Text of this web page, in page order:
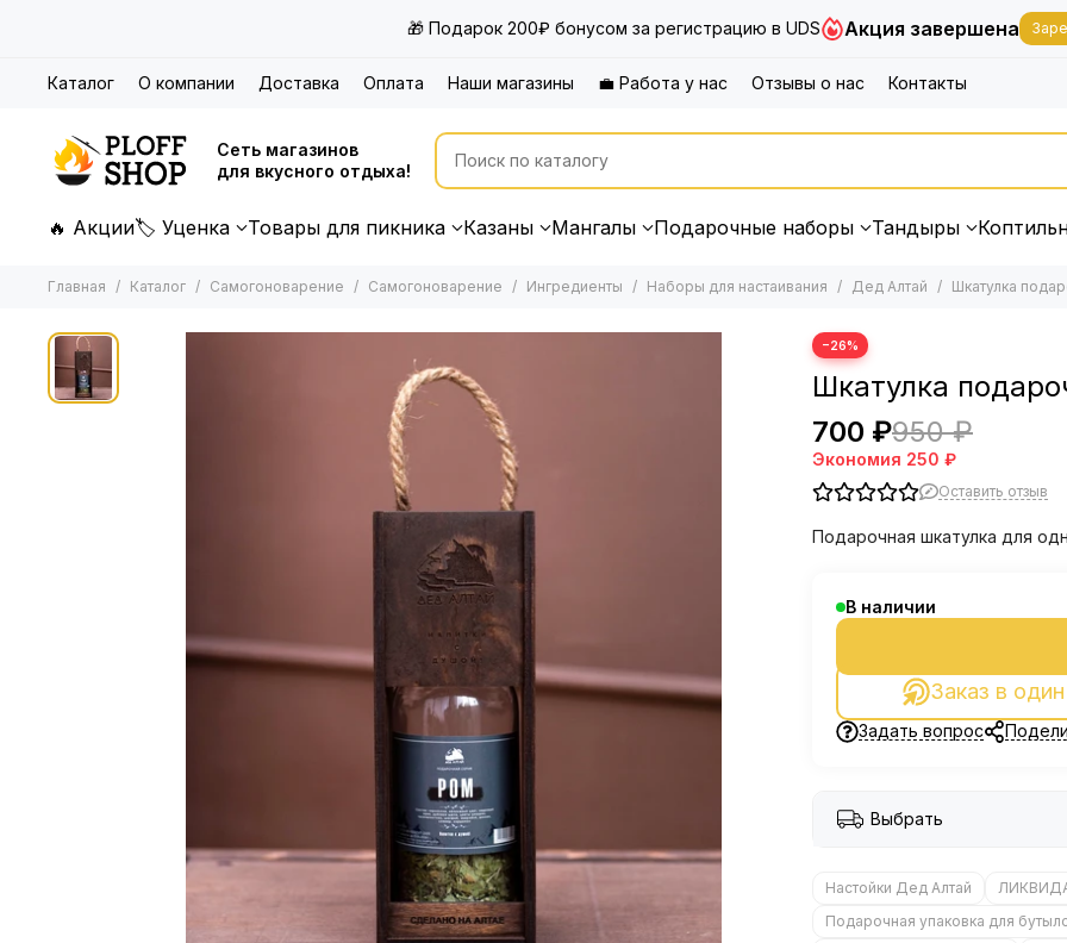
🎁 Подарок 200₽ бонусом за регистрацию в UDS Акция завершена
Каталог О компании Доставка Оплата Наши магазины 💼 Работа у нас Отзывы о нас Контакты
Сеть магазинов
для вкусного отдыха!
🔥 Акции🏷 Уценка Товары для пикника Казаны Мангалы Подарочные наборы Тандыры
Главная Каталог Самогоноварение Самогоноварение Ингредиенты Наборы для настаивания Дед Алтай Шкатулка
−26%
Шкатулка
700 ₽950 ₽
Экономия 250 ₽
Оставить отзыв
Подарочная шкатулка для
В наличии
Заказ в
Задать вопрос
Выбрать
Настойки Дед Алтай
Подарочная упаковка для